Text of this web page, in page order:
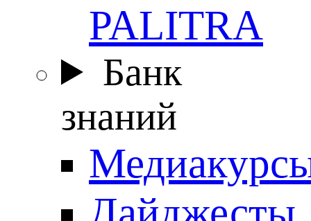
PALITRA
Банк
знаний